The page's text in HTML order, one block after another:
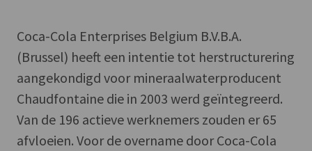
Coca-Cola Enterprises Belgium B.V.B.A.
(Brussel) heeft een intentie tot herstructurering
aangekondigd voor mineraalwaterproducent
Chaudfontaine die in 2003 werd geïntegreerd.
Van de 196 actieve werknemers zouden er 65
afvloeien. Voor de overname door Coca-Cola